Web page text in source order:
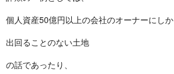
個人資産50億円以上の会社のオーナーにしか
出回ることのない土地
の話であったり、